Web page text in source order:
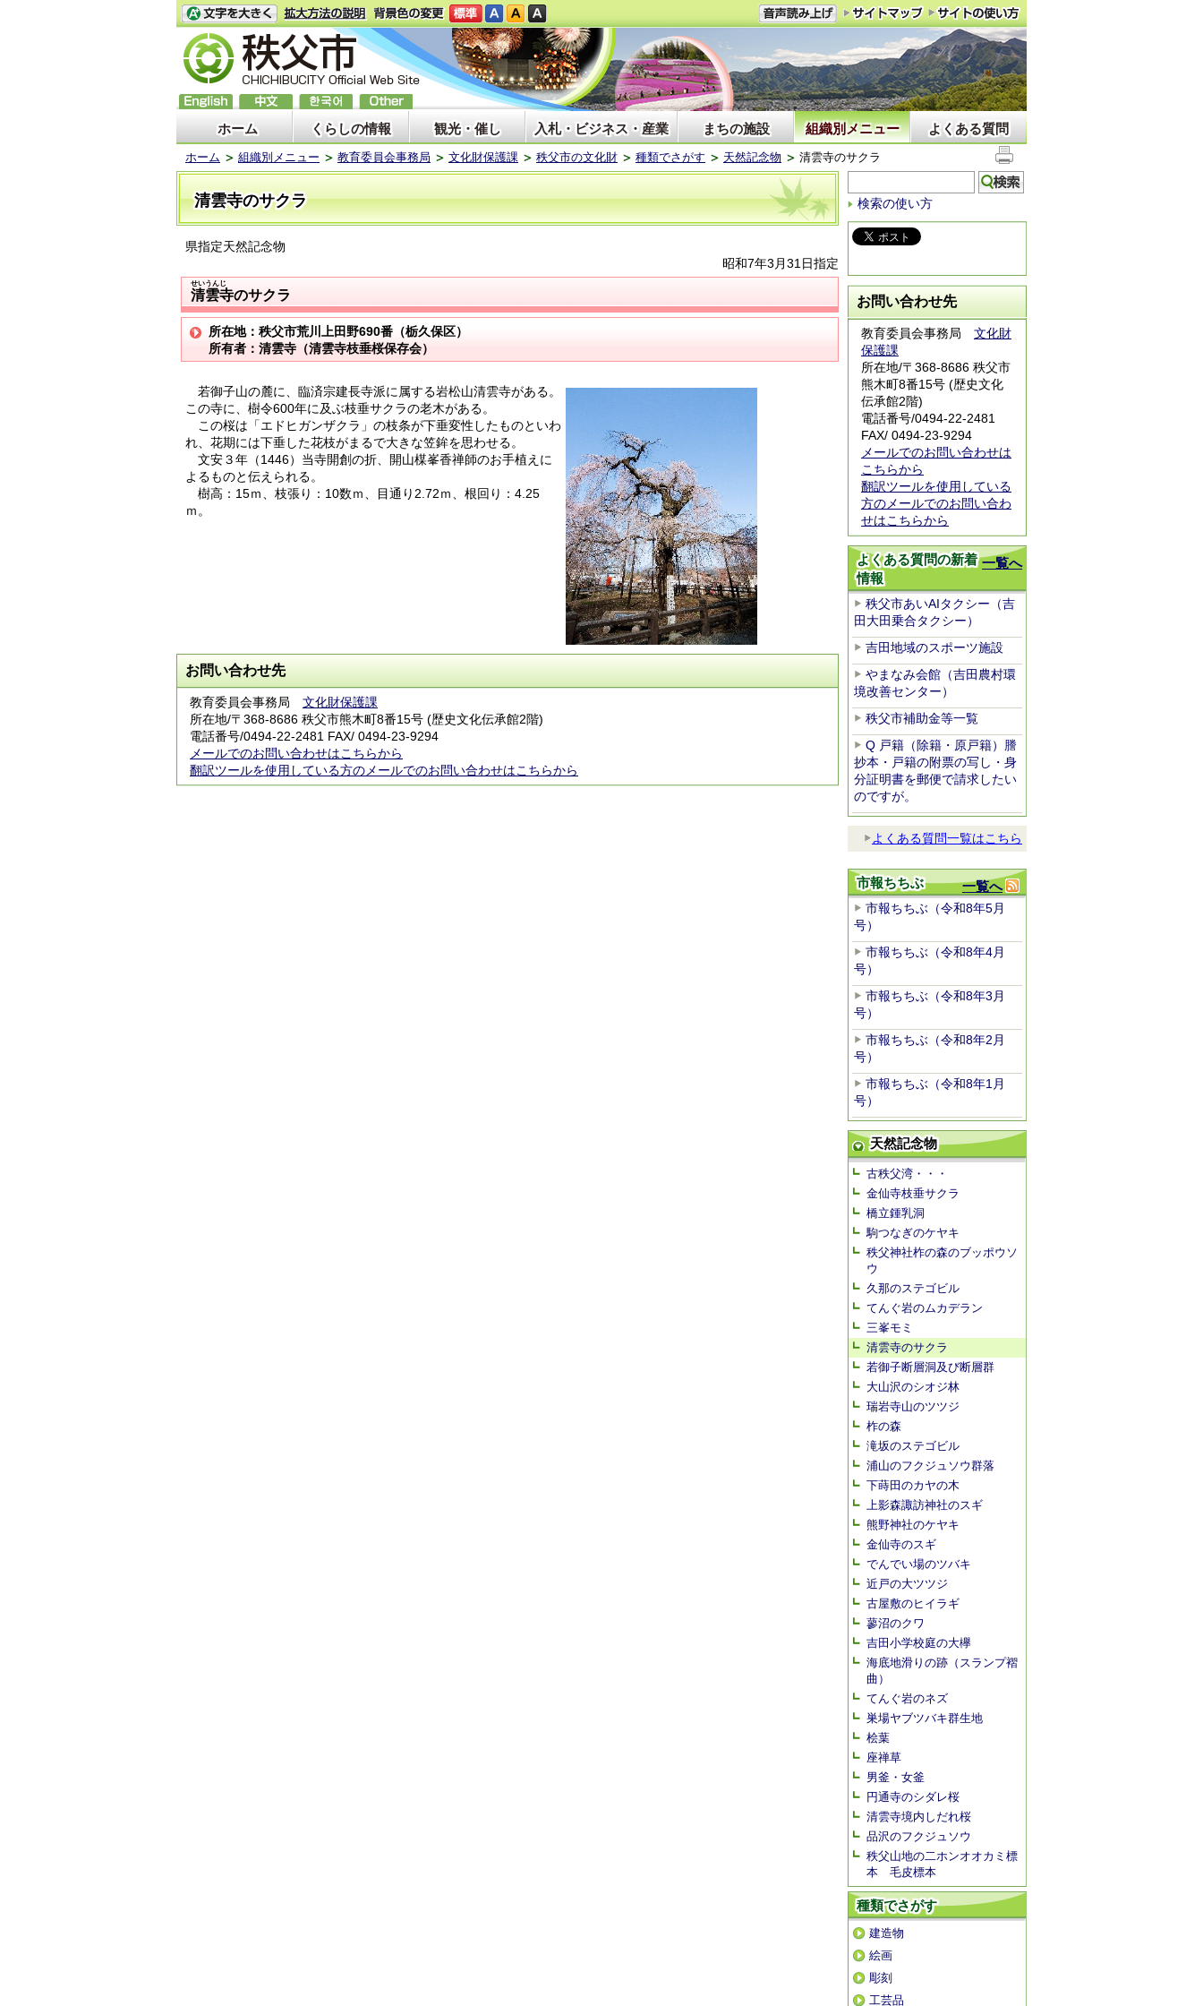
ホーム くらしの情報 観光・催し 入札・ビジネス・産業 まちの施設 組織別メニュー よくある質問
ホーム 組織別メニュー 教育委員会事務局 文化財保護課 秩父市の文化財 種類でさがす 天然記念物 清雲寺のサクラ
清雲寺のサクラ
県指定天然記念物
昭和7年3月31日指定
清雲寺のサクラ
せいうんじ
所在地：秩父市荒川上田野690番（栃久保区）
所有者：清雲寺（清雲寺枝垂桜保存会）
若御子山の麓に、臨済宗建長寺派に属する岩松山清雲寺がある。
この寺に、樹令600年に及ぶ枝垂サクラの老木がある。
この桜は「エドヒガンザクラ」の枝条が下垂変性したものといわ
れ、花期には下垂した花枝がまるで大きな笠鉾を思わせる。
文安３年（1446）当寺開創の折、開山楳峯香禅師のお手植えに
よるものと伝えられる。
樹高：15ｍ、枝張り：10数ｍ、目通り2.72ｍ、根回り：4.25
ｍ。
お問い合わせ先
教育委員会事務局 文化財保護課
所在地/〒368-8686 秩父市熊木町8番15号 (歴史文化伝承館2階)
電話番号/0494-22-2481 FAX/ 0494-23-9294
メールでのお問い合わせはこちらから
翻訳ツールを使用している方のメールでのお問い合わせはこちらから
検索の使い方
お問い合わせ先
教育委員会事務局 文化財
保護課
所在地/〒368-8686 秩父市
熊木町8番15号 (歴史文化
伝承館2階)
電話番号/0494-22-2481
FAX/ 0494-23-9294
メールでのお問い合わせは
こちらから
翻訳ツールを使用している
方のメールでのお問い合わ
せはこちらから
一覧へ
よくある質問の新着
情報
秩父市あいAIタクシー（吉
田大田乗合タクシー）
吉田地域のスポーツ施設
やまなみ会館（吉田農村環
境改善センター）
秩父市補助金等一覧
Q 戸籍（除籍・原戸籍）謄
抄本・戸籍の附票の写し・身
分証明書を郵便で請求したい
のですが。
よくある質問一覧はこちら
一覧へ
市報ちちぶ
市報ちちぶ（令和8年5月
号）
市報ちちぶ（令和8年4月
号）
市報ちちぶ（令和8年3月
号）
市報ちちぶ（令和8年2月
号）
市報ちちぶ（令和8年1月
号）
天然記念物
古秩父湾・・・
金仙寺枝垂サクラ
橋立鍾乳洞
駒つなぎのケヤキ
秩父神社柞の森のブッポウソ
ウ
久那のステゴビル
てんぐ岩のムカデラン
三峯モミ
清雲寺のサクラ
若御子断層洞及び断層群
大山沢のシオジ林
瑞岩寺山のツツジ
柞の森
滝坂のステゴビル
浦山のフクジュソウ群落
下蒔田のカヤの木
上影森諏訪神社のスギ
熊野神社のケヤキ
金仙寺のスギ
でんでい場のツバキ
近戸の大ツツジ
古屋敷のヒイラギ
蓼沼のクワ
吉田小学校庭の大欅
海底地滑りの跡（スランプ褶
曲）
てんぐ岩のネズ
巣場ヤブツバキ群生地
桧葉
座禅草
男釜・女釜
円通寺のシダレ桜
清雲寺境内しだれ桜
品沢のフクジュソウ
秩父山地の二ホンオオカミ標
本 毛皮標本
種類でさがす
建造物
絵画
彫刻
工芸品